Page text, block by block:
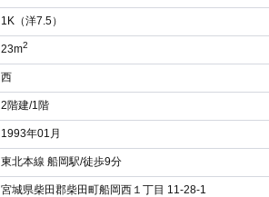
1K（洋7.5）
23m2
西
2階建/1階
1993年01月
東北本線 船岡駅/徒歩9分
宮城県柴田郡柴田町船岡西１丁目 11-28-1